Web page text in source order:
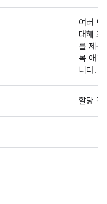
여러 반
대해 최
를 제공
목 애그
니다.
할당 정